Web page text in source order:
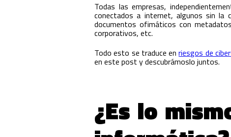
Todas las empresas,
conectados a internet, algunos sin la
documentos ofimáticos con
corporativos, etc.
Todo esto se traduce enriesgos de
en este post y descubrámoslo juntos.
¿Es lo